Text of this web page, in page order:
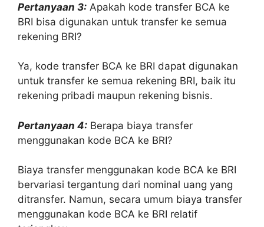
Pertanyaan 3: Apakah kode transfer BCA ke
BRI bisa digunakan untuk transfer ke semua
rekening BRI?
Ya, kode transfer BCA ke BRI dapat digunakan
untuk transfer ke semua rekening BRI, baik itu
rekening pribadi maupun rekening bisnis.
Pertanyaan 4: Berapa biaya transfer
menggunakan kode BCA ke BRI?
Biaya transfer menggunakan kode BCA ke BRI
bervariasi tergantung dari nominal uang yang
ditransfer. Namun, secara umum biaya transfer
menggunakan kode BCA ke BRI relatif